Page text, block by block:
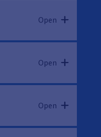
Open
Open
Open